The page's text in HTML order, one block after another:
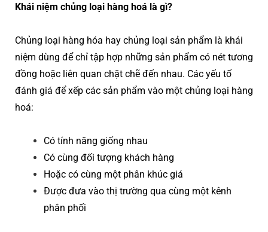
Khái niệm chủng loại hàng hoá là gì?
Chủng loại hàng hóa hay chủng loại sản phẩm là khái
niệm dùng để chỉ tập hợp những sản phẩm có nét tương
đồng hoặc liên quan chặt chẽ đến nhau. Các yếu tố
đánh giá để xếp các sản phẩm vào một chủng loại hàng
hoá:
Có tính năng giống nhau
Có cùng đối tượng khách hàng
Hoặc có cùng một phân khúc giá
Được đưa vào thị trường qua cùng một kênh
phân phối